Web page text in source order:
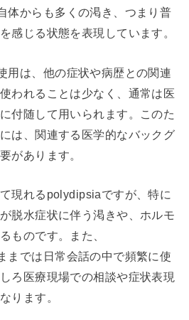
体からも多くの渇き、つまり普
感じる状態を表現しています。
用は、他の症状や病歴との関連
われることは少なく、通常は医
付随して用いられます。このた
は、関連する医学的なバックグ
があります。
現れるpolydipsiaですが、特に
脱水症状に伴う渇きや、ホルモ
ものです。また、
までは日常会話の中で頻繁に使
ろ医療現場での相談や症状表現
ります。